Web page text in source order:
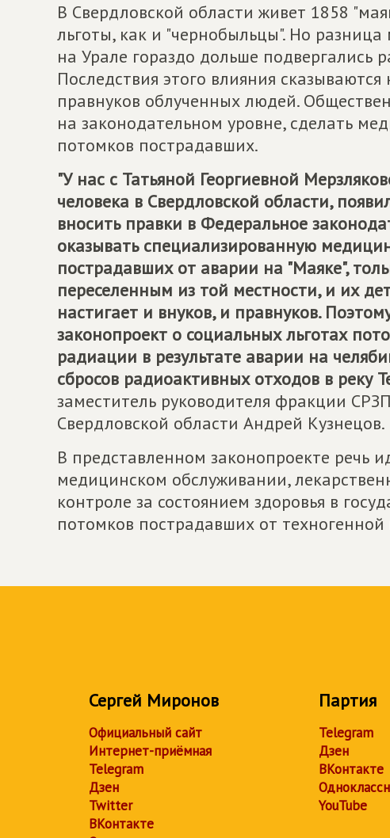
В Свердловской области живет 1858
льготы, как и "чернобыльцы". Но
на Урале гораздо дольше подвергались
Последствия этого влияния
правнуков облученных людей.
на законодательном уровне, сделать
потомков пострадавших.
"У нас с Татьяной Георгиевной
человека в Свердловской области,
вносить правки в Федеральное
оказывать специализированную
пострадавших от аварии на "Маяке",
переселенным из той местности, и их
настигает и внуков, и правнуков.
законопроект о социальных льготах
радиации в результате аварии на
сбросов радиоактивных отходов в реку
заместитель руководителя фракции
Свердловской области Андрей Кузнецов.
В представленном законопроекте речь
медицинском обслуживании,
контроле за состоянием здоровья в
потомков пострадавших от
Сергей Миронов
Официальный сайт
Интернет-приёмная
Telegram
Дзен
Twitter
ВКонтакте
Партия
Telegram
Дзен
ВКонтакте
YouTube